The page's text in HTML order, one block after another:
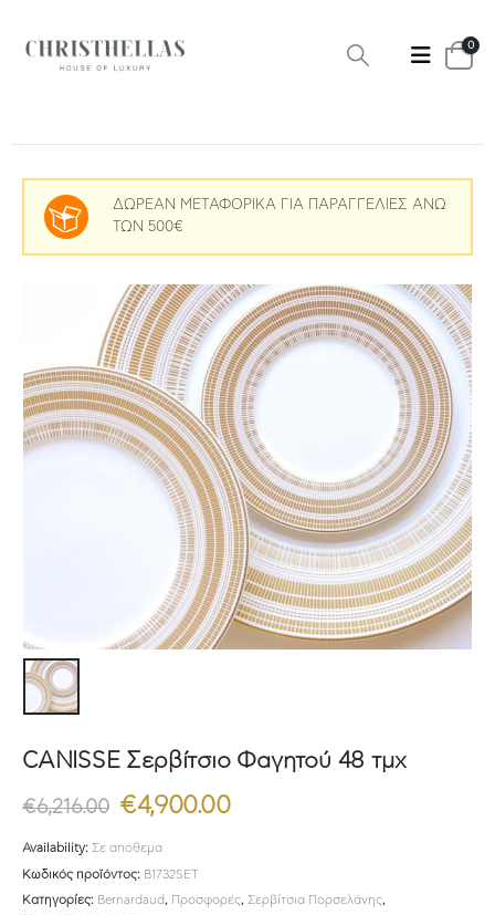
0
ΔΩΡΕΑΝ ΜΕΤΑΦΟΡΙΚΑ ΓΙΑ ΠΑΡΑΓΓΕΛΙΕΣ ΑΝΩ
ΤΩΝ 500€
CANISSE Σερβίτσιο Φαγητού 48 τμχ
€6,216.00 Original
was:
€6,216.00.
€4,900.00Η
€4,900.00.
Availability: Σε απόθεμα
Κωδικός προϊόντος: B1732SET
Κατηγορίες: Bernardaud, Προσφορές, Σερβίτσια Πορσελάνης,